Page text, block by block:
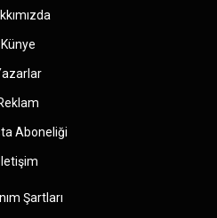
Künye
Aboneliği
Şartları